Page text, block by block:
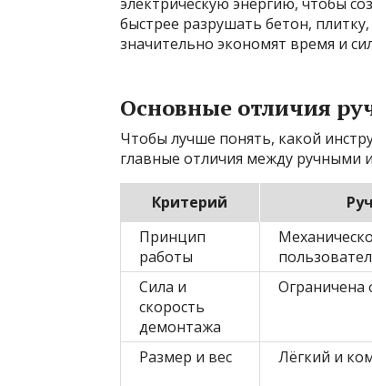
быстрее разрушать бетон,
значительно экономят время и
Основные отличия
Чтобы лучше понять, какой
главные отличия между ручными
Критерий
Принцип
работы
Сила и
скорость
демонтажа
Ограничена
Размер и вес Лёгкий и